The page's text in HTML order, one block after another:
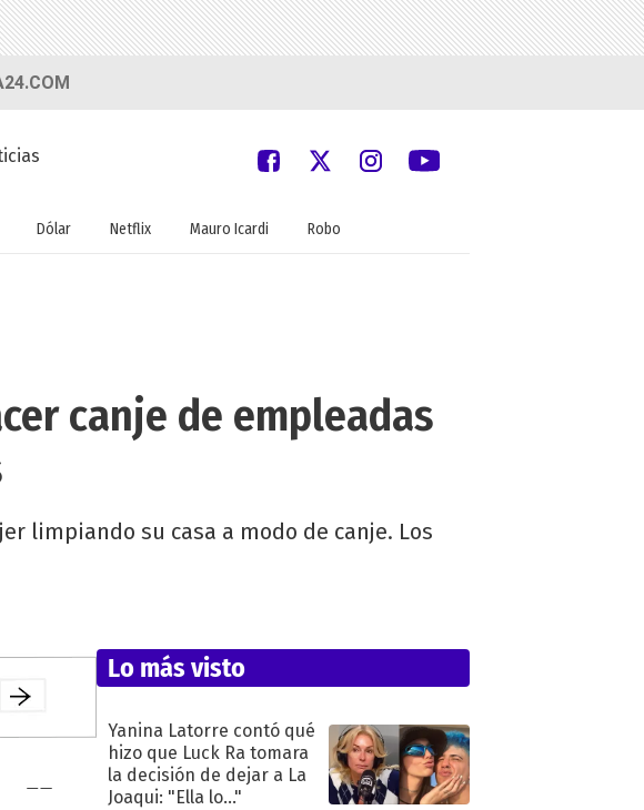
Dólar Netflix Mauro Icardi Robo
canje de empleadas
limpiando su casa a modo de canje. Los
Lo más visto
Yanina Latorre contó qué
hizo que Luck Ra tomara
la decisión de dejar a La
Joaqui: "Ella lo..."